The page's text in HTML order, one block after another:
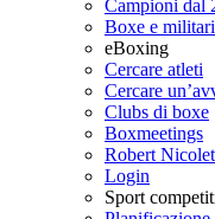
Campioni dal
Boxe e militari
eBoxing
Cercare atleti
Cercare
Clubs di boxe
Boxmeetings
Robert
Login
Sport